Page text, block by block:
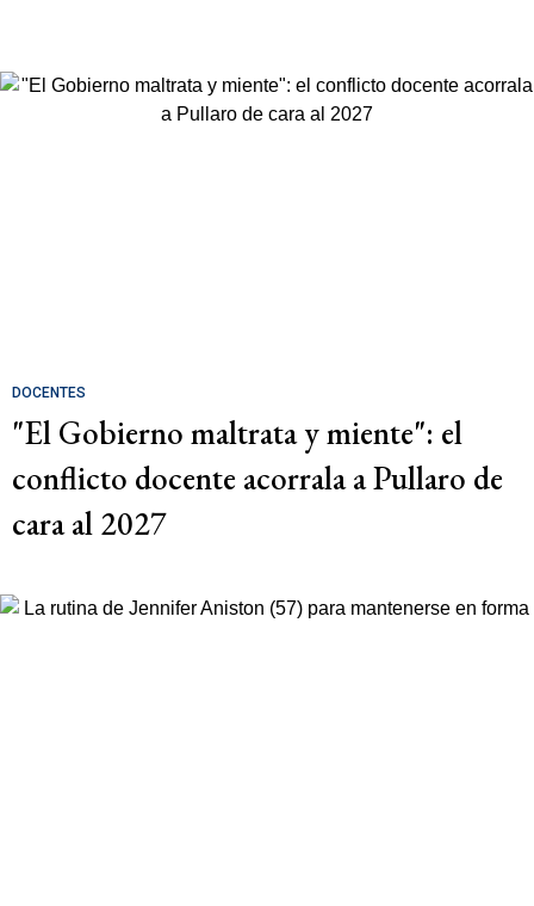
DOCENTES
"El Gobierno maltrata y miente": el
conflicto docente acorrala a Pullaro de
cara al 2027